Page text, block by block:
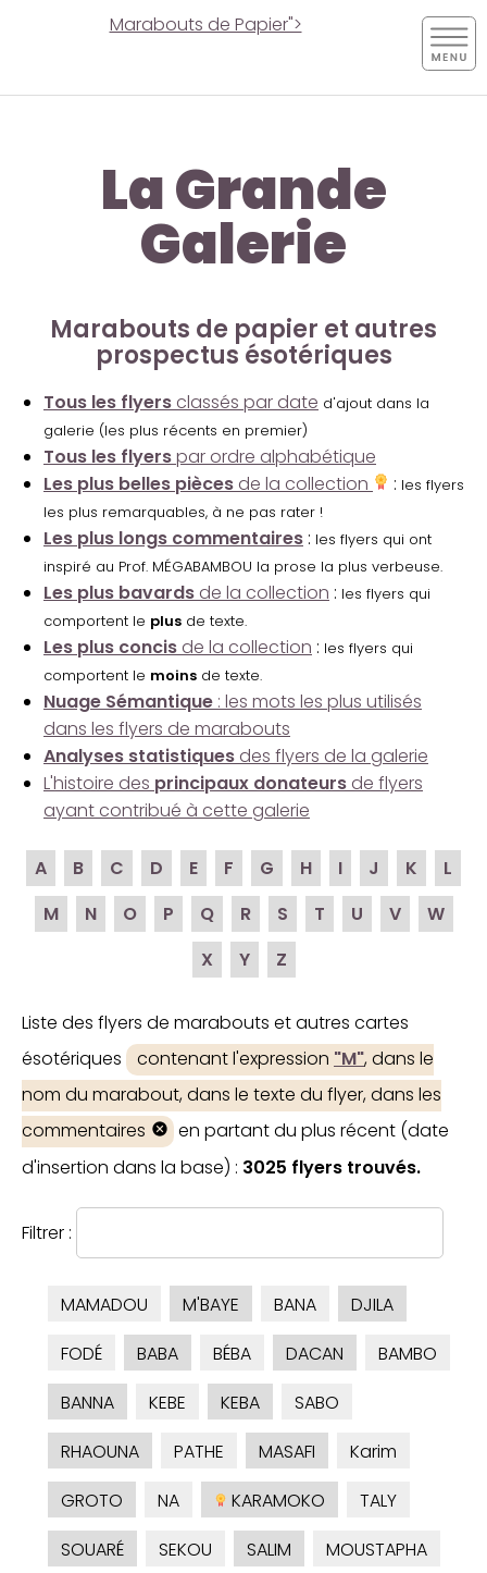
Marabouts de Papier">
La Grande
Galerie
Marabouts de papier et autres
prospectus ésotériques
Tous les flyers classés par date d'ajout dans la
galerie (les plus récents en premier)
Tous les flyerspar ordre alphabétique
Les plus belles pièces de la collection : les flyers
les plus remarquables, à ne pas rater !
Les plus longs commentaires : les flyers qui ont
inspiré au Prof. MÉGABAMBOU la prose la plus verbeuse.
Les plus bavards de la collection : les flyers qui
comportent le plus de texte.
Les plus concis de la collection : les flyers qui
comportent le moins de texte.
Nuage Sémantique : les mots les plus utilisés
dans les flyers de marabouts
Analyses statistiques des flyers de la galerie
L'histoire des principaux donateurs de flyers
ayant contribué à cette galerie
A B C D E F G H I J K
L
M
N O P Q R S T U V
W
X
Y Z
Liste des flyers de marabouts et autres cartes
ésotériques
contenant l'expression "M", dans le
nom du marabout, dans le texte du flyer, dans les
commentaires
en partant du plus récent (date
d'insertion dans la base) : 3025 flyers trouvés.
Filtrer :
MAMADOU M'BAYE BANA
DJILA
FODÉ
BABA BÉBA DACAN
BAMBO
BANNA
KEBE KEBA
SABO
RHAOUNA
PATHE MASAFI
Karim
GROTO
NA KARAMOKO
TALY
SOUARÉ
SEKOU SALIM
MOUSTAPHA